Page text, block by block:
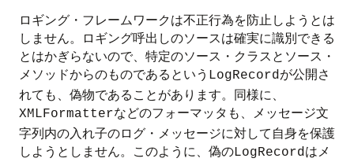
ロギング・フレームワークは不正行為を防止しようとは
しません。ロギング呼出しのソースは確実に識別できる
とはかぎらないので、特定のソース・クラスとソース・
メソッドからのものであるという LogRecordが公開さ
れても、偽物であることがあります。同様に、
XMLFormatterなどのフォーマッタも、メッセージ文
字列内の入れ子のログ・メッセージに対して自身を保護
しようとしません。このように、偽のLogRecordはメ